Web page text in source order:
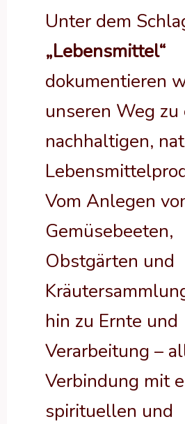
Unter dem
„Lebensmittel“
dokumentieren
unseren Weg zu
nachhaltigen,
Vom Anlegen
Gemüsebeeten,
Obstgärten und
hin zu Ernte und
Verarbeitung –
Verbindung mit
spirituellen und